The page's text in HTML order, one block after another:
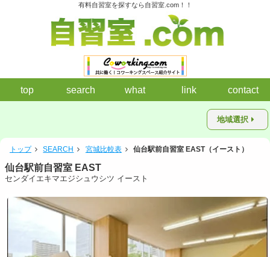
有料自習室を探すなら自習室.com！！
top search what link contact
地域選択
トップ SEARCH 宮城比較表 仙台駅前自習室 EAST（イースト）
仙台駅前自習室 EAST
センダイエキマエジシュウシツ イースト